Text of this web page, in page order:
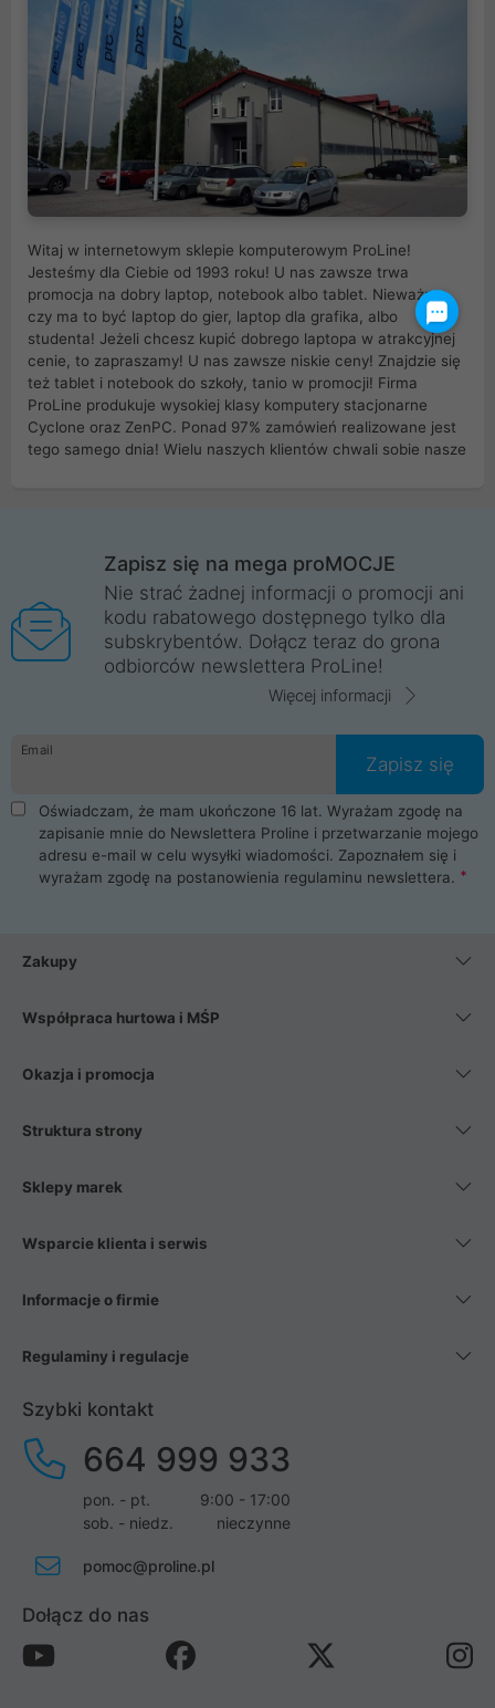
Witaj w internetowym sklepie komputerowym ProLine!
Jesteśmy dla Ciebie od 1993 roku! U nas zawsze trwa
promocja na dobry laptop, notebook albo tablet. Nieważne
czy ma to być laptop do gier, laptop dla grafika, albo
studenta! Jeżeli chcesz kupić dobrego laptopa w atrakcyjnej
cenie, to zapraszamy! U nas zawsze niskie ceny! Znajdzie się
też tablet i notebook do szkoły, tanio w promocji! Firma
ProLine produkuje wysokiej klasy komputery stacjonarne
Cyclone oraz ZenPC. Ponad 97% zamówień realizowane jest
tego samego dnia! Wielu naszych klientów chwali sobie nasze
Wrocław, Poznań, Legnica, Katowice, Gliwice, Kalisz, Bytom,
Trzebnica, Opole. Szybka i profesjonalna obsługa!
ProLine to polska firma ze 100% polskim kapitałem. Działamy
legalnie i płacimy podatki w naszym kraju! Posiadamy siedzibę
główną w Mirkowie oraz salony na terenie kraju. Cała
komunikacja ze sklepem komputerowym ProLine jest
danych osobowych. Dlatego zakup notebooka albo laptopa w
ProLine to czysta przyjemność i pełne bezpieczeństwo.
Zaopatrzysz się u nas w akcesoria i części komputerowe
takie jak procesory, karty graficzne, płyty główne, pamięci,
dyski SSD, M.2 oraz HDD. Nasi pracownicy pomogą Ci wybrać
najlepszy zasilacz komputerowy oraz obudowę do komputera.
Poza komputerami mamy również najlepsze na rynku
Smartfony takich producentów jak Xiaomi, Apple, Samsung i
wentylatory. Na koniec mając już to wszystko, możesz
Zapisz się na mega proMOCJE
Nie strać żadnej informacji o promocji ani
kodu rabatowego dostępnego tylko dla
subskrybentów. Dołącz teraz do grona
odbiorców newslettera ProLine!
Więcej informacji
Email
Zapisz się
Oświadczam, że mam ukończone 16 lat. Wyrażam zgodę na
zapisanie mnie do Newslettera Proline i przetwarzanie mojego
adresu e-mail w celu wysyłki wiadomości. Zapoznałem się i
wyrażam zgodę na postanowienia regulaminu newslettera.
Zakupy
Współpraca hurtowa i MŚP
Okazja i promocja
Struktura strony
Sklepy marek
Wsparcie klienta i serwis
Informacje o firmie
Regulaminy i regulacje
Szybki kontakt
664 999 933
pon. - pt.
9:00 - 17:00
sob. - niedz.
nieczynne
pomoc@proline.pl
Dołącz do nas